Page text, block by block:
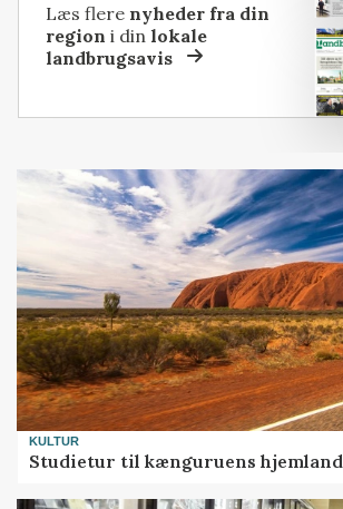
Læs flere nyheder fra din
region i dinlokale
landbrugsavis
KULTUR
Studietur til kænguruens hjemland